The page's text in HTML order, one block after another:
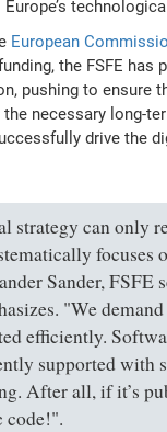
European
the FSFE has
pushing to ensure
necessary long-
drive the
strategy can only
focuses
Sander, FSFE
"We
efficiently.
supported with
After all, if it’s
code!".